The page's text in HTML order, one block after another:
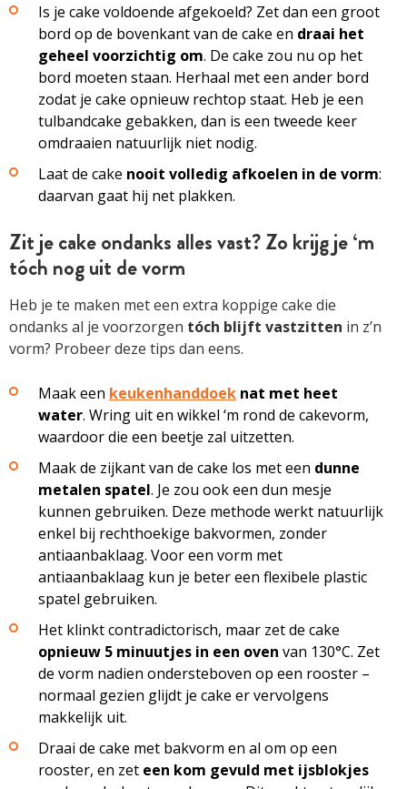
Is je cake voldoende afgekoeld? Zet dan een groot
bord op de bovenkant van de cake en draai het
geheel voorzichtig om. De cake zou nu op het
bord moeten staan. Herhaal met een ander bord
zodat je cake opnieuw rechtop staat. Heb je een
tulbandcake gebakken, dan is een tweede keer
omdraaien natuurlijk niet nodig.
Laat de cake nooit volledig afkoelen in de vorm:
daarvan gaat hij net plakken.
Zit je cake ondanks alles vast? Zo krijg je ‘m
tóch nog uit de vorm
Heb je te maken met een extra koppige cake die
ondanks al je voorzorgen tóch blijft vastzitten in z’n
vorm? Probeer deze tips dan eens.
Maak een keukenhanddoek nat met heet
water. Wring uit en wikkel ‘m rond de cakevorm,
waardoor die een beetje zal uitzetten.
Maak de zijkant van de cake los met een dunne
metalen spatel. Je zou ook een dun mesje
kunnen gebruiken. Deze methode werkt natuurlijk
enkel bij rechthoekige bakvormen, zonder
antiaanbaklaag. Voor een vorm met
antiaanbaklaag kun je beter een flexibele plastic
spatel gebruiken.
Het klinkt contradictorisch, maar zet de cake
opnieuw 5 minuutjes in een oven van 130°C. Zet
de vorm nadien ondersteboven op een rooster –
normaal gezien glijdt je cake er vervolgens
makkelijk uit.
Draai de cake met bakvorm en al om op een
rooster, en zet een kom gevuld met ijsblokjes